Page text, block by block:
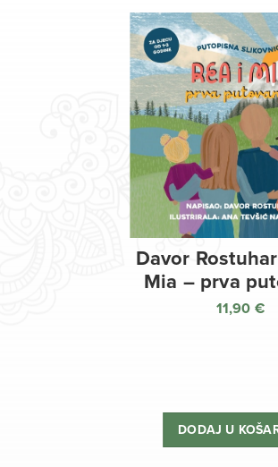
Davor
Mia – prva
11,90 €
DODAJ U